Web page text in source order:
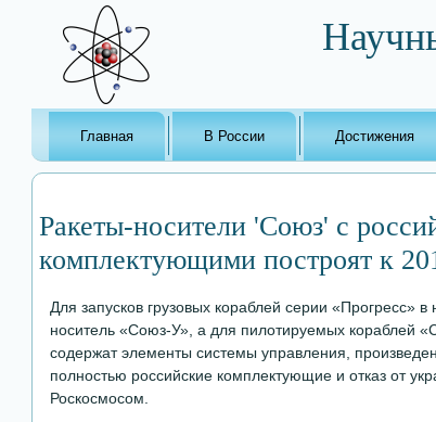
Главная В России Достижения
Ракеты-носители 'Союз' с
комплектующими построят к
Для запусков грузовых кораблей серии «Прогресс»
носитель «Союз-У», а для пилотируемых кораблей
содержат элементы системы управления,
полностью российские комплектующие и отказ от
Роскосмосом.